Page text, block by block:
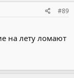
#89
на лету ломают